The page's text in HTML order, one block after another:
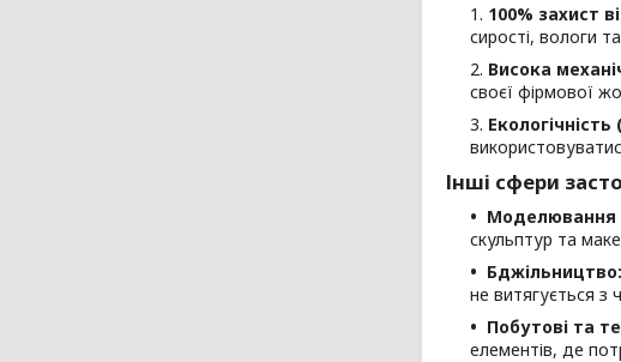
100% захист
сирості, вологи
Висока
своєї фірмової
Інші сфери
Моделювання
скульптур та
Бджільництво:
не витягується з
Побутові та
елементів, де